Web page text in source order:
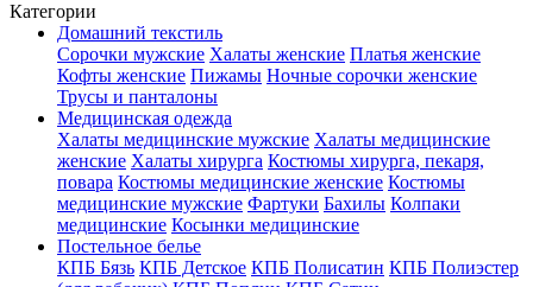
Категории
Домашний текстиль
Сорочки мужские Халаты женские Платья женские
Кофты женские Пижамы Ночные сорочки женские
Трусы и панталоны
Медицинская одежда
Халаты медицинские мужские Халаты медицинские
женские Халаты хирурга Костюмы хирурга, пекаря,
повара Костюмы медицинские женские Костюмы
медицинские мужские Фартуки Бахилы Колпаки
медицинские Косынки медицинские
Постельное белье
КПБ Бязь КПБ Детское КПБ Полисатин КПБ Полиэстер